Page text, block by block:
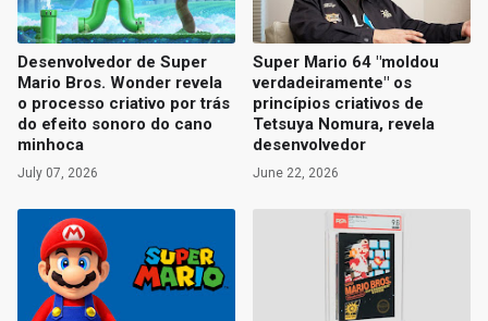
Desenvolvedor de Super
Mario Bros. Wonder revela
o processo criativo por trás
do efeito sonoro do cano
minhoca
July 07, 2026
Super Mario 64 "moldou
verdadeiramente" os
princípios criativos de
Tetsuya Nomura, revela
desenvolvedor
June 22, 2026